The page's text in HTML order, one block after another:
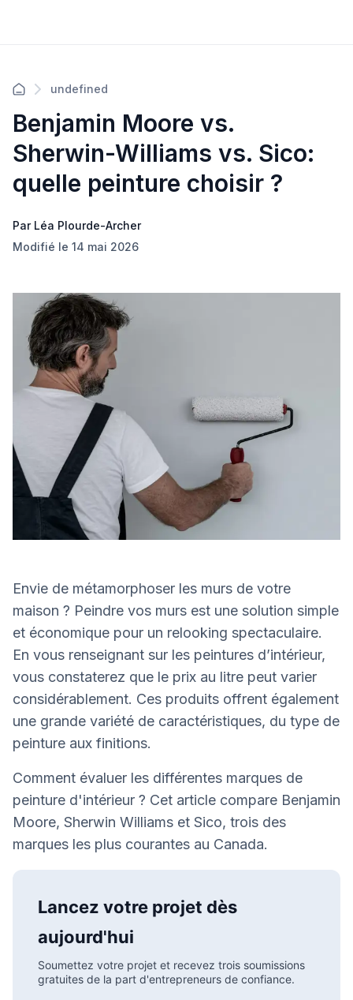
undefined
Benjamin Moore vs.
Sherwin-Williams vs. Sico:
quelle peinture choisir ?
Par Léa Plourde-Archer
Modifié le 14 mai 2026
Envie de métamorphoser les murs de votre
maison ? Peindre vos murs est une solution simple
et économique pour un relooking spectaculaire.
En vous renseignant sur les peintures d’intérieur,
vous constaterez que le prix au litre peut varier
considérablement. Ces produits offrent également
une grande variété de caractéristiques, du type de
peinture aux finitions.
Comment évaluer les différentes marques de
peinture d'intérieur ? Cet article compare Benjamin
Moore, Sherwin Williams et Sico, trois des
marques les plus courantes au Canada.
Lancez votre projet dès
aujourd'hui
Soumettez votre projet et recevez trois soumissions
gratuites de la part d'entrepreneurs de confiance.